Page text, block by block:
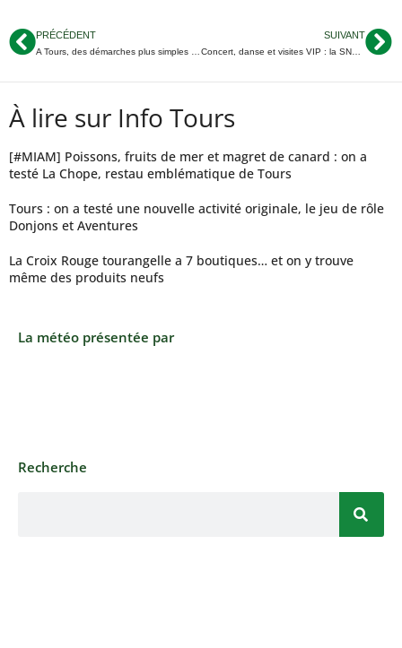
PRÉCÉDENT
A Tours, des démarches plus simples pour les jeunes parents
SUIVANT
Concert, danse et visites VIP : la SNCF réveille ses gares à Tours et St-Pierre-des-Corps
À lire sur Info Tours
[#MIAM] Poissons, fruits de mer et magret de canard : on a
testé La Chope, restau emblématique de Tours
Tours : on a testé une nouvelle activité originale, le jeu de rôle
Donjons et Aventures
La Croix Rouge tourangelle a 7 boutiques… et on y trouve
même des produits neufs
La météo présentée par
Recherche